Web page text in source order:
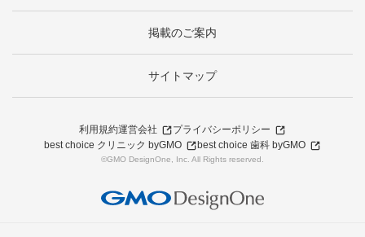
掲載のご案内
サイトマップ
利用規約運営会社
プライバシーポリシー
best choice クリニック byGMO
best choice 歯科 byGMO
©GMO DesignOne, Inc. All Rights reserved.